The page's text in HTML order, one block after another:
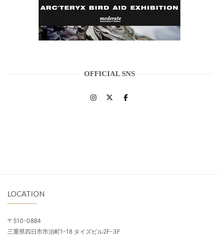
OFFICIAL SNS
LOCATION
〒510-0884
三重県四日市市泊町1-18 タイズビル2F-3F